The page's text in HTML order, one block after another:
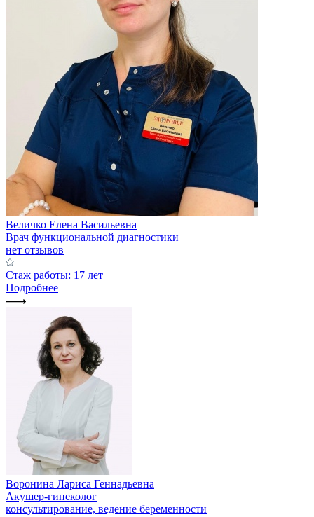
Величко Елена Васильевна
Врач функциональной диагностики
нет отзывов
Стаж работы: 17 лет
Подробнее
Воронина Лариса Геннадьевна
Акушер-гинеколог
консультирование, ведение беременности